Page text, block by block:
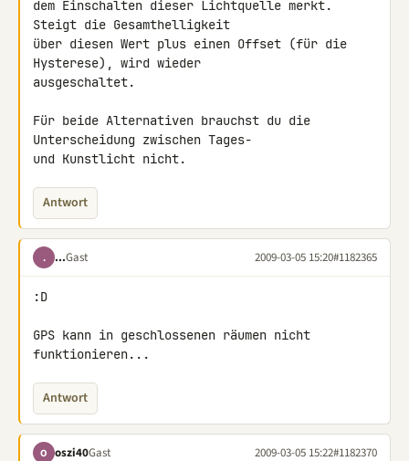
dem Einschalten dieser Lichtquelle merkt.
Steigt die Gesamthelligkeit
über diesen Wert plus einen Offset (für die
Hysterese), wird wieder
ausgeschaltet.
Für beide Alternativen brauchst du die
Unterscheidung zwischen Tages-
und Kunstlicht nicht.
Antwort
. ...Gast 2009-03-05 15:20#1182365
:D
GPS kann in geschlossenen räumen nicht
funktionieren...
Antwort
O oszi40Gast 2009-03-05 15:22#1182370